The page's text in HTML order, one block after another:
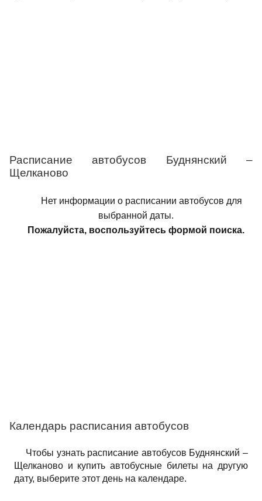
Расписание автобусов Буднянский –
Щелканово
Нет информации о расписании автобусов для
выбранной даты.
Пожалуйста, воспользуйтесь формой поиска.
Календарь расписания автобусов
Чтобы узнать расписание автобусов Буднянский –
Щелканово и купить автобусные билеты на другую
дату, выберите этот день на календаре.